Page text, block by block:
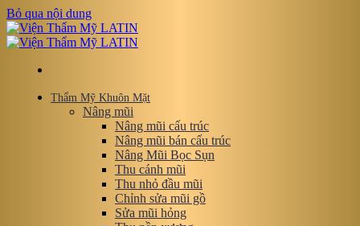
Bỏ qua nội dung
Thẩm Mỹ Khuôn Mặt
Nâng mũi
Nâng mũi cấu trúc
Nâng mũi bán cấu trúc
Nâng Mũi Bọc Sụn
Thu cánh mũi
Thu nhỏ đầu mũi
Chỉnh sửa mũi gồ
Sửa mũi hỏng